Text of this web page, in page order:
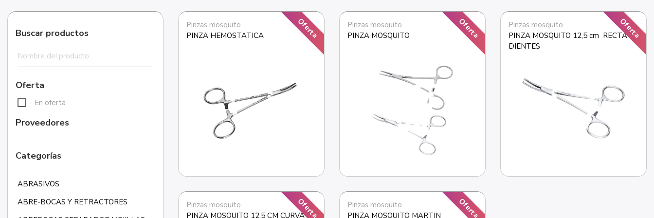
Buscar productos
Oferta
En oferta
Proveedores
Categorías
ABRASIVOS
ABRE-BOCAS Y RETRACTORES
Oferta
Pinzas mosquito
PINZA HEMOSTATICA
Oferta
Pinzas mosquito
PINZA MOSQUITO
Oferta
Pinzas mosquito
PINZA MOSQUITO 12,5 cm  RECTA
DIENTES
Oferta
Pinzas mosquito
PINZA MOSQUITO 12,5 CM CURVA
Oferta
Pinzas mosquito
PINZA MOSQUITO MARTIN